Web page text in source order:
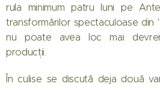
rula minimum patru luni pe
transformărilor spectaculoase din
nu poate avea loc mai
producții.
În culise se discută deja două